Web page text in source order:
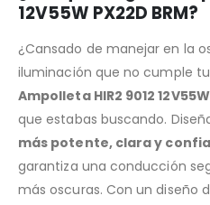
12V55W PX22D BRM?
¿Cansado de manejar en la
iluminación que no cumple
Ampolleta HIR2 9012 12V55W
que estabas buscando.
más potente, clara y
garantiza una conducción
más oscuras. Con un diseño